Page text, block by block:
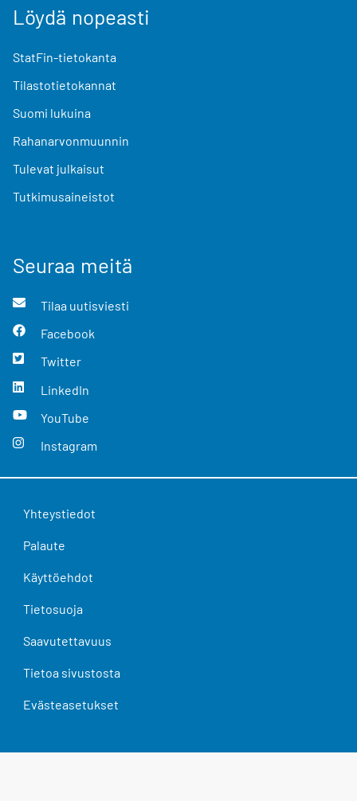
Löydä nopeasti
StatFin-tietokanta
Tilastotietokannat
Suomi lukuina
Rahanarvonmuunnin
Tulevat julkaisut
Tutkimusaineistot
Seuraa meitä
Tilaa uutisviesti
Facebook
Twitter
LinkedIn
YouTube
Instagram
Yhteystiedot
Palaute
Käyttöehdot
Tietosuoja
Saavutettavuus
Tietoa sivustosta
Evästeasetukset